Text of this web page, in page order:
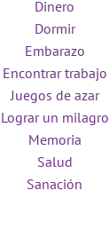
Dinero
Dormir
Embarazo
Encontrar trabajo
Juegos de azar
Lograr un milagro
Memoria
Salud
Sanación